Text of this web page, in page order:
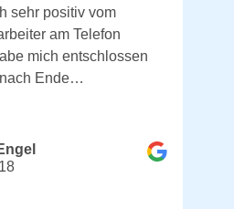
sehr positiv vom
am Telefon
mich entschlossen
Ende…